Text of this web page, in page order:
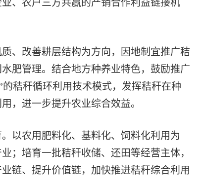
、农户三方共赢的产销合作利益链接机
改善耕层结构为方向，因地制宜推广秸
肥管理。结合地方种养业特色，鼓励推广
秸秆循环利用技术模式，发挥秸秆在种
，进一步提升农业综合效益。
农用肥料化、基料化、饲料化利用为
；培育一批秸秆收储、还田等经营主体，
链、提升价值链，加快推进秸秆综合利用